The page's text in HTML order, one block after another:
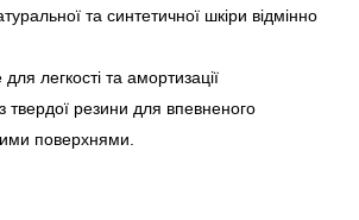
та синтетичної шкіри відмінно
легкості та амортизації
твердої резини для впевненого
поверхнями.